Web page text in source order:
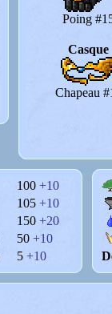
Poing
Casque
Chapeau
100 +10
105 +10
150 +20
50 +10
5 +10